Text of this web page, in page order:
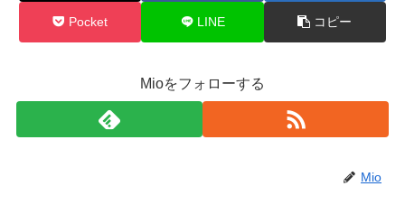
Pocket LINE コピー
Mioをフォローする
Mio